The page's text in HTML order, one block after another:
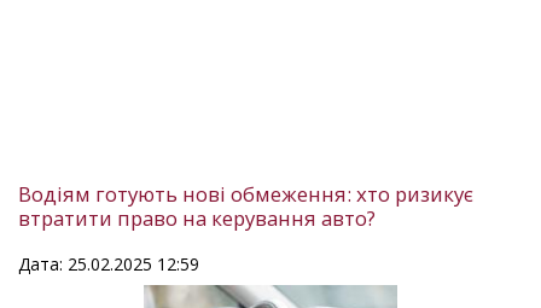
Водіям готують нові обмеження: хто ризикує
втратити право на керування авто?
Дата: 25.02.2025 12:59